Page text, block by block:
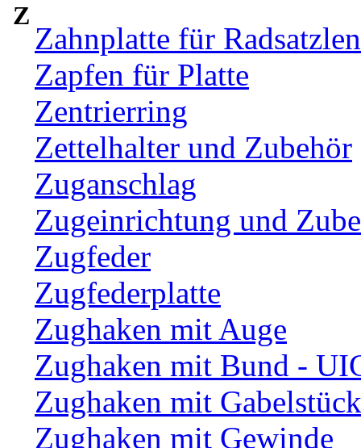
Z
Zahnplatte für
Zapfen für Platte
Zentrierring
Zettelhalter und Zubehör
Zuganschlag
Zugeinrichtung und
Zugfeder
Zugfederplatte
Zughaken mit Auge
Zughaken mit Bund -
Zughaken mit Gabelstück
Zughaken mit Gewinde